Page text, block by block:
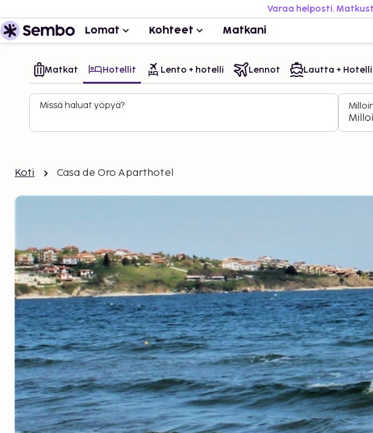
Varaa helposti.
Lomat Kohteet Matkani
Matkat Hotellit Lento + hotelli Lennot Lautta + Hotelli
Missä haluat yöpyä?
Koti Casa de Oro Aparthotel